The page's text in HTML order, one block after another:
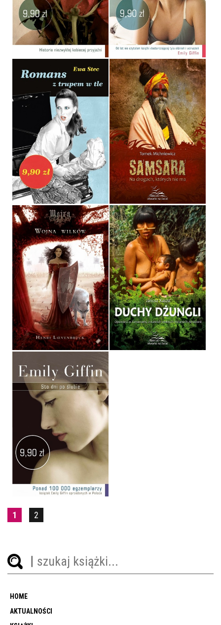
POCKET
9,90 ZŁ
POCKET
9,90 ZŁ
ROMANS Z TRUPEM W TLE
EWA STEC
POCKET
9,90 ZŁ
SAMSARA
TOMEK MICHNIEWICZ
OPRAWA MIĘKKA
39,90 ZŁ
MOJRA
HENRI LOEVENBRUCK
OPRAWA MIĘKKA
32,90 ZŁ
DUCHY DŻUNGLI
JANUSZ KASZA
OPRAWA MIĘKKA
36,90 ZŁ
STO DNI PO ŚLUBIE
EMILY GIFFIN
POCKET
9,90 ZŁ
1 2
HOME
AKTUALNOŚCI